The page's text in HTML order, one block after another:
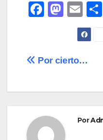
F
e
o
k
M
o
o
E
m
ail
Por cierto…
Por